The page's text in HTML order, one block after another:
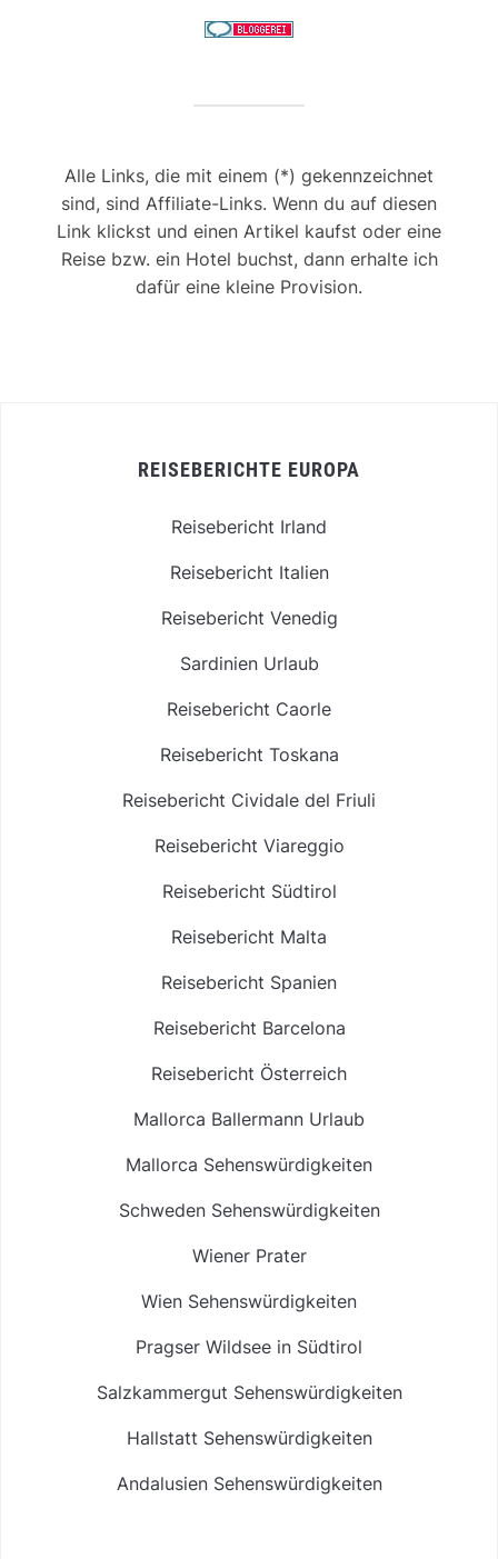
Alle Links, die mit einem (*) gekennzeichnet
sind, sind Affiliate-Links. Wenn du auf diesen
Link klickst und einen Artikel kaufst oder eine
Reise bzw. ein Hotel buchst, dann erhalte ich
dafür eine kleine Provision.
REISEBERICHTE EUROPA
Reisebericht Irland
Reisebericht Italien
Reisebericht Venedig
Sardinien Urlaub
Reisebericht Caorle
Reisebericht Toskana
Reisebericht Cividale del Friuli
Reisebericht Viareggio
Reisebericht Südtirol
Reisebericht Malta
Reisebericht Spanien
Reisebericht Barcelona
Reisebericht Österreich
Mallorca Ballermann Urlaub
Mallorca Sehenswürdigkeiten
Schweden Sehenswürdigkeiten
Wiener Prater
Wien Sehenswürdigkeiten
Pragser Wildsee in Südtirol
Salzkammergut Sehenswürdigkeiten
Hallstatt Sehenswürdigkeiten
Andalusien Sehenswürdigkeiten